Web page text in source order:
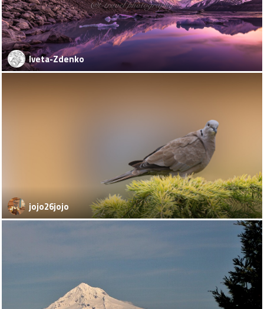
Iveta-Zdenko
jojo26jojo